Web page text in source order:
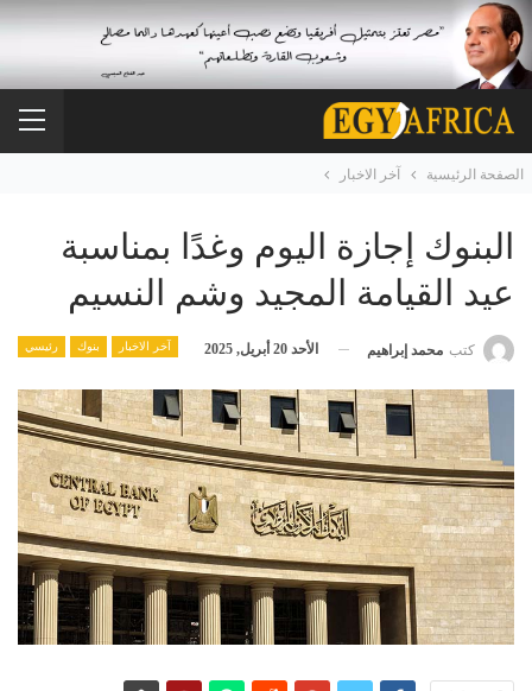
الصفحة الرئيسية آخر الاخبار
البنوك إجازة اليوم وغدًا بمناسبة
عيد القيامة المجيد وشم النسيم
آخر الاخبار بنوك رئيسي كتب محمد إبراهيم الأحد 20 أبريل, 2025